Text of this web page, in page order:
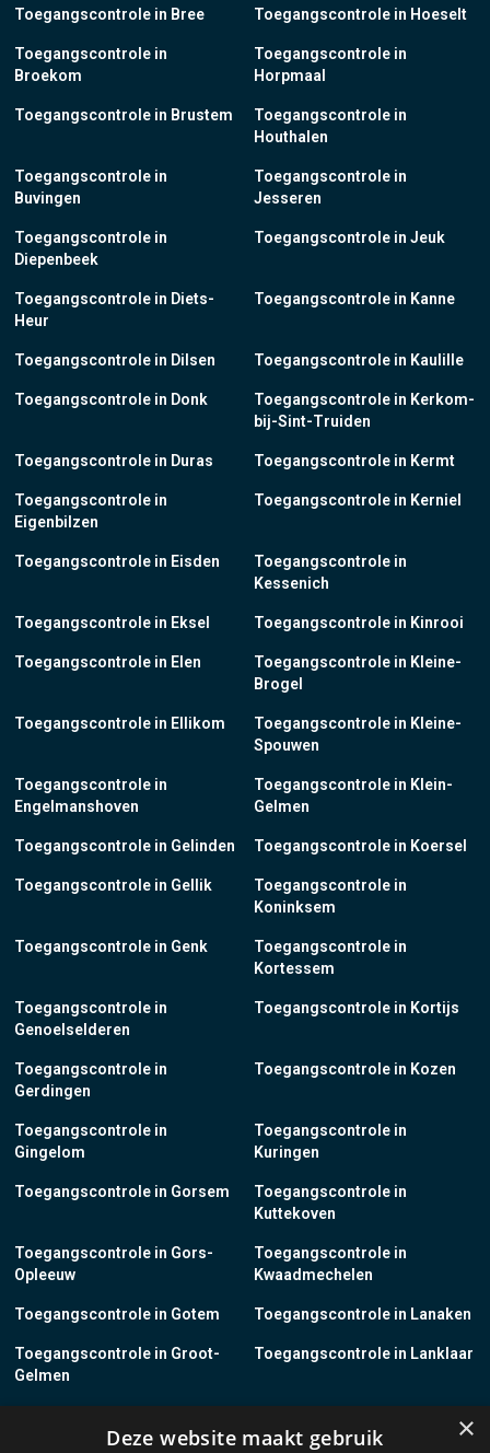
Toegangscontrole in Bree
Toegangscontrole in
Broekom
Toegangscontrole in Brustem
Toegangscontrole in
Buvingen
Toegangscontrole in
Diepenbeek
Toegangscontrole in Diets-
Heur
Toegangscontrole in Dilsen
Toegangscontrole in Donk
Toegangscontrole in Duras
Toegangscontrole in
Eigenbilzen
Toegangscontrole in Eisden
Toegangscontrole in Eksel
Toegangscontrole in Elen
Toegangscontrole in Ellikom
Toegangscontrole in
Engelmanshoven
Toegangscontrole in Gelinden
Toegangscontrole in Gellik
Toegangscontrole in Genk
Toegangscontrole in
Genoelselderen
Toegangscontrole in
Gerdingen
Toegangscontrole in
Gingelom
Toegangscontrole in Gorsem
Toegangscontrole in Gors-
Opleeuw
Toegangscontrole in Gotem
Toegangscontrole in Groot-
Gelmen
Toegangscontrole in Hoeselt
Toegangscontrole in
Horpmaal
Toegangscontrole in
Houthalen
Toegangscontrole in
Jesseren
Toegangscontrole in Jeuk
Toegangscontrole in Kanne
Toegangscontrole in Kaulille
Toegangscontrole in Kerkom-
bij-Sint-Truiden
Toegangscontrole in Kermt
Toegangscontrole in Kerniel
Toegangscontrole in
Kessenich
Toegangscontrole in Kinrooi
Toegangscontrole in Kleine-
Brogel
Toegangscontrole in Kleine-
Spouwen
Toegangscontrole in Klein-
Gelmen
Toegangscontrole in Koersel
Toegangscontrole in
Koninksem
Toegangscontrole in
Kortessem
Toegangscontrole in Kortijs
Toegangscontrole in Kozen
Toegangscontrole in
Kuringen
Toegangscontrole in
Kuttekoven
Toegangscontrole in
Kwaadmechelen
Toegangscontrole in Lanaken
Toegangscontrole in Lanklaar
×
Deze website maakt gebruik